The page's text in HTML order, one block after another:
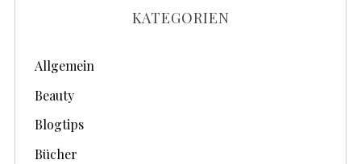
e
KATEGORIEN
Allgemein
Beauty
Blogtips
Bücher